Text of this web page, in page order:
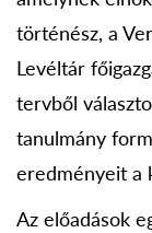
történész, a
Levéltár
tervből
tanulmány
eredményeit a
Az előadások